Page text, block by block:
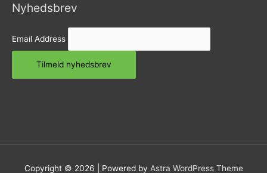
Nyhedsbrev
Email Address
Tilmeld nyhedsbrev
Copyright © 2026 | Powered by Astra WordPress Theme